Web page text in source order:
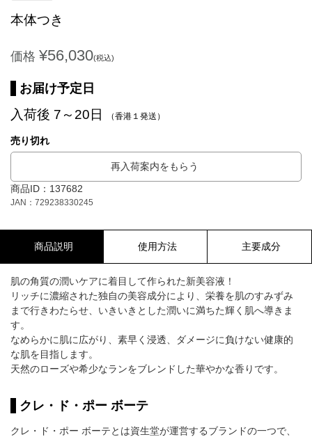
本体つき
価格 ¥56,030(税込)
お届け予定日
入荷後 7～20日 （香港１発送）
売り切れ
再入荷案内をもらう
商品ID：137682
JAN：729238330245
商品説明 使用方法 主要成分
肌の角質の潤いケアに着目して作られた新美容液！
リッチに濃縮された独自の美容成分により、栄養を肌のすみずみ
まで行きわたらせ、いきいきとした潤いに満ちた輝く肌へ導きま
す。
なめらかに肌に広がり、素早く浸透、ダメージに負けない健康的
な肌を目指します。
天然のローズや希少なランをブレンドした華やかな香りです。
クレ・ド・ポー ボーテ
クレ・ド・ポー ボーテとは資生堂が運営するブランドの一つで、